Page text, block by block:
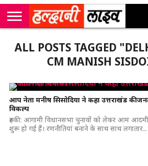
सी
एम
कॉर्नर
उत्तराखंड
न्यूज़
खेल
मनोरंजन
सम्पादकीय
जॉब
अलर्ट्स
ALL POSTS TAGGED
CM MANISH
आप नेता मनीष सिसोदिया ने कहा उत्तराखंड की
विकल्प
रुड़की: आगामी विधानसभा चुनावों को लेकर आम आदमी
शुरू हो गई हैं। रणनीतियां बनाने के साथ साथ लगातार...